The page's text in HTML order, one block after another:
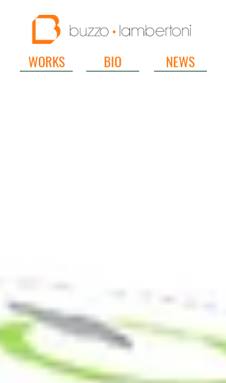
WORKS BIO NEWS